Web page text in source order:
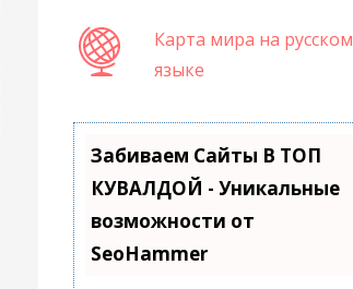
Карта мира на русском
языке
Забиваем Сайты В ТОП
КУВАЛДОЙ - Уникальные
возможности от
SeoHammer